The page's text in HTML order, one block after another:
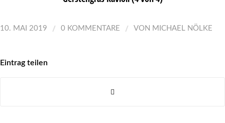
10. MAI 2019 / 0 KOMMENTARE / VON MICHAEL NÖLKE
Eintrag teilen